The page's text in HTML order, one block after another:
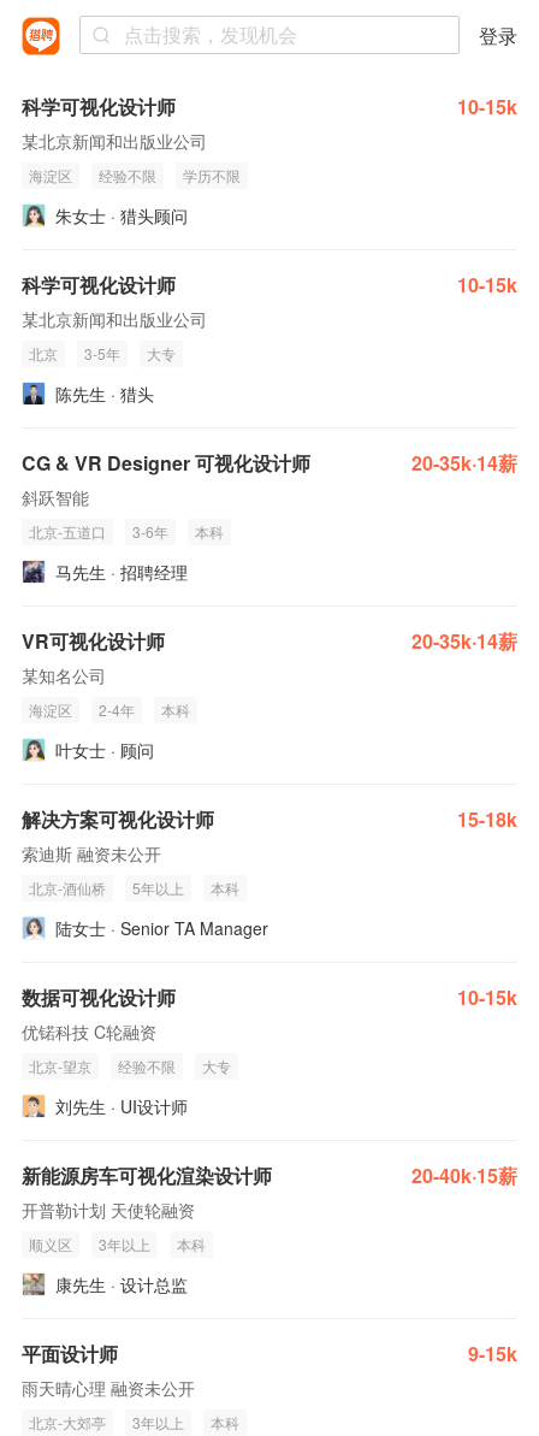
登录
科学可视化设计师 10-15k
某北京新闻和出版业公司
海淀区 经验不限 学历不限
朱女士 · 猎头顾问
科学可视化设计师 10-15k
某北京新闻和出版业公司
北京 3-5年 大专
陈先生 · 猎头
CG & VR Designer 可视化设计师 20-35k·14薪
斜跃智能
北京-五道口 3-6年 本科
马先生 · 招聘经理
VR可视化设计师 20-35k·14薪
某知名公司
海淀区 2-4年 本科
叶女士 · 顾问
解决方案可视化设计师 15-18k
索迪斯 融资未公开
北京-酒仙桥 5年以上 本科
陆女士 · Senior TA Manager
数据可视化设计师 10-15k
优锘科技 C轮融资
北京-望京 经验不限 大专
刘先生 · UI设计师
新能源房车可视化渲染设计师 20-40k·15薪
开普勒计划 天使轮融资
顺义区 3年以上 本科
康先生 · 设计总监
平面设计师 9-15k
雨天晴心理 融资未公开
北京-大郊亭 3年以上 本科